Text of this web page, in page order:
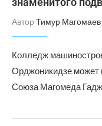
Автор Тимур Магомаев
Колледж
Орджоникидзе может
Союза Магомеда